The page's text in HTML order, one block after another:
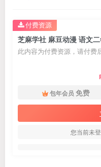
芝麻学社 麻豆动漫 语文
此内容为付费资源，请付费
包年会员 免费
您当前未
付费资源